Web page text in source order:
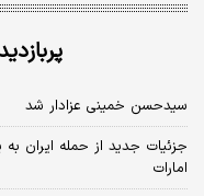
سیدحسن خمینی عزادار شد
جزئیات جدید از حمله ایران
امارات